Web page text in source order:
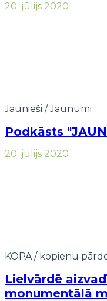
20. jūlijs 2020
Jaunieši /Jaunumi
Podkāsts
20. jūlijs 2020
KOPA / kopienu
Lielvārdē
monumentālā